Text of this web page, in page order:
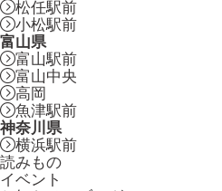
松任駅前
小松駅前
富山県
富山駅前
富山中央
高岡
魚津駅前
神奈川県
横浜駅前
読みもの
イベント